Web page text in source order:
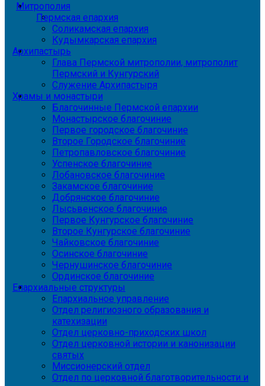
Митрополия
Пермская епархия
Соликамская епархия
Кудымкарская епархия
Архипастырь
Глава Пермской митрополии, митрополит
Пермский и Кунгурский
Служение Архипастыря
Храмы и монастыри
Благочинные Пермской епархии
Монастырское благочиние
Первое городское благочиние
Второе Городское благочиние
Петропавловское благочиние
Успенское благочиние
Лобановское благочиние
Закамское благочиние
Добрянское благочиние
Лысьвенское благочиние
Первое Кунгурское благочиние
Второе Кунгурское благочиние
Чайковское благочиние
Осинское благочиние
Чернушинское благочиние
Ординское благочиние
Епархиальные структуры
Епархиальное управление
Отдел религиозного образования и
катехизации
Отдел церковно-приходских школ
Отдел церковной истории и канонизации
святых
Миссионерский отдел
Отдел по церковной благотворительности и